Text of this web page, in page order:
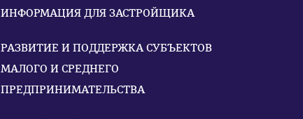
ИНФОРМАЦИЯ ДЛЯ ЗАСТРОЙЩИКА
РАЗВИТИЕ И ПОДДЕРЖКА СУБЪЕКТОВ
МАЛОГО И СРЕДНЕГО
ПРЕДПРИНИМАТЕЛЬСТВА